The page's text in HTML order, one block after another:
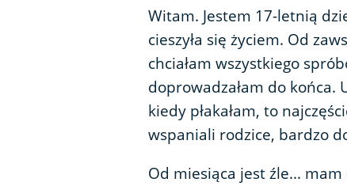
Witam. Jestem 17-letnią
cieszyła się życiem. Od
chciałam wszystkiego
doprowadzałam do końca.
kiedy płakałam, to
wspaniali rodzice, bardzo
Od miesiąca jest źle...